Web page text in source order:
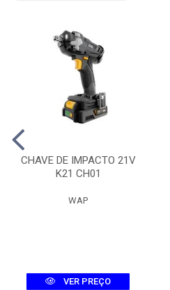
CHAVE DE IMPACTO 21V
K21 CH01
WAP
VER PREÇO